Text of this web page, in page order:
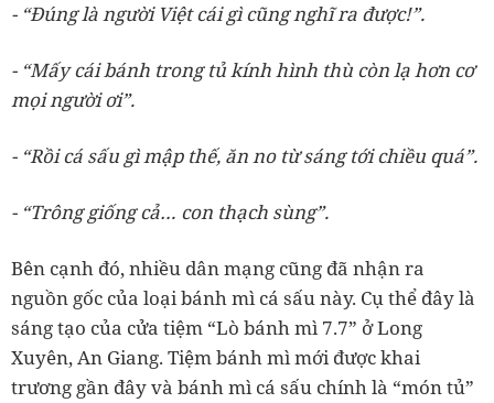
- “Đúng là người Việt cái gì cũng nghĩ ra được!”.
- “Mấy cái bánh trong tủ kính hình thù còn lạ hơn cơ
mọi người ơi”.
- “Rồi cá sấu gì mập thế, ăn no từ sáng tới chiều quá”.
- “Trông giống cả… con thạch sùng”.
Bên cạnh đó, nhiều dân mạng cũng đã nhận ra
nguồn gốc của loại bánh mì cá sấu này. Cụ thể đây là
sáng tạo của cửa tiệm “Lò bánh mì 7.7” ở Long
Xuyên, An Giang. Tiệm bánh mì mới được khai
trương gần đây và bánh mì cá sấu chính là “món tủ”